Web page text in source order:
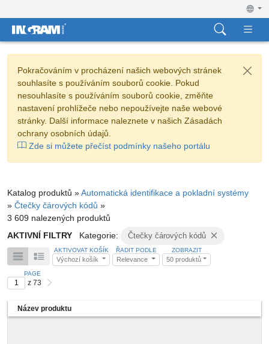
Pokračováním v procházení našich webových stránek
souhlasíte s používáním souborů cookie. Pokud
nesouhlasíte s používáním souborů cookie, změňte
nastavení prohlížeče nebo nepoužívejte naše webové
stránky. Další informace naleznete v našich Zásadách
ochrany osobních údajů.
Zde si můžete přečíst podmínky našeho portálu
Katalog produktů »Automatická identifikace a pokladní systémy
» Čtečky čárových kódů »
3 609 nalezených produktů
AKTIVNÍ FILTRY
Kategorie: Čtečky čárových kódů
AKTIVOVAT KOŠÍK
Výchozí košík
ŘADIT PODLE
Relevance
ZOBRAZIT
50 produktů
PAGE
z 73
Název produktu